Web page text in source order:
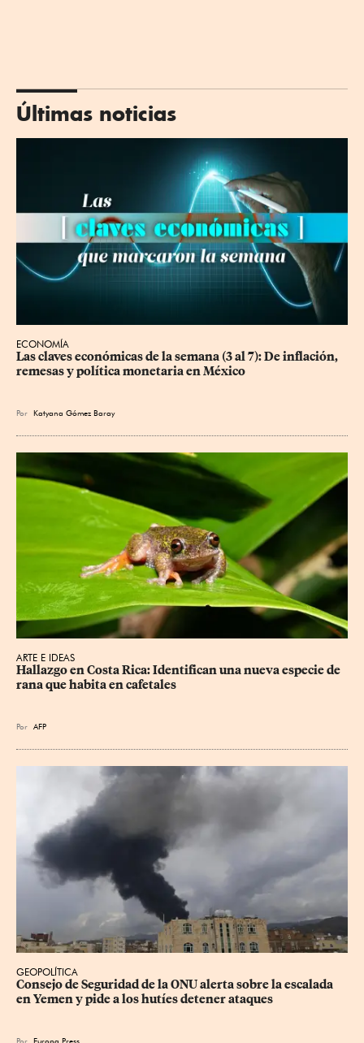
Últimas noticias
ECONOMÍA
Las claves económicas de la semana (3 al 7): De inflación,
remesas y política monetaria en México
Por Katyana Gómez Baray
ARTE E IDEAS
Hallazgo en Costa Rica: Identifican una nueva especie de
rana que habita en cafetales
Por AFP
GEOPOLÍTICA
Consejo de Seguridad de la ONU alerta sobre la escalada
en Yemen y pide a los hutíes detener ataques
Por Europa Press